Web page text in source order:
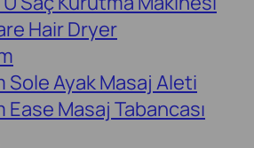
Hair Dryer
Sole Ayak Masaj Aleti
Masaj Tabancası